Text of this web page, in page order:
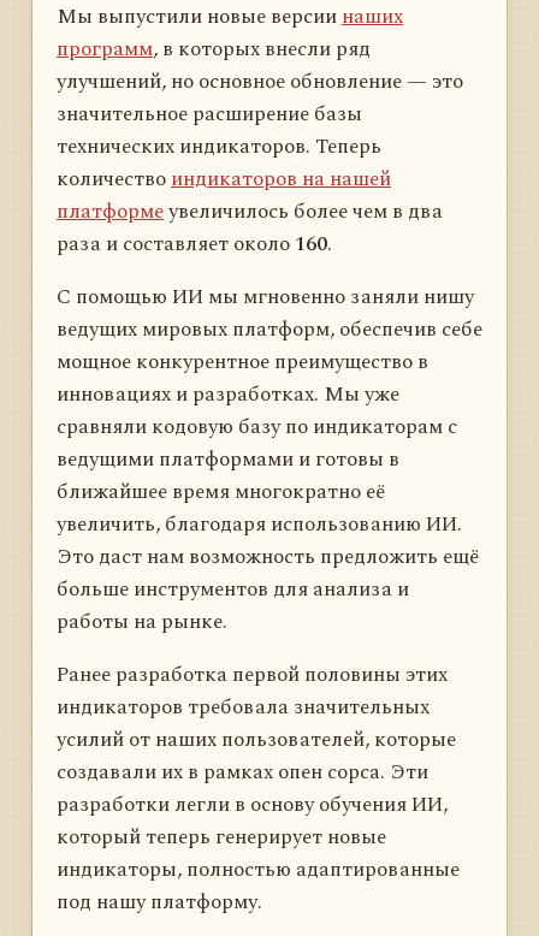
Мы выпустили новые версиинаших
программ, в которых внесли ряд
улучшений, но основное обновление — это
значительное расширение базы
технических индикаторов. Теперь
количествоиндикаторов на нашей
платформеувеличилось более чем в два
раза и составляет около160.
С помощью ИИ мы мгновенно заняли нишу
ведущих мировых платформ, обеспечив себе
мощное конкурентное преимущество в
инновациях и разработках. Мы уже
сравняли кодовую базу по индикаторам с
ведущими платформами и готовы в
ближайшее время многократно её
увеличить, благодаря использованию ИИ.
Это даст нам возможность предложить ещё
больше инструментов для анализа и
работы на рынке.
Ранее разработка первой половины этих
индикаторов требовала значительных
усилий от наших пользователей, которые
создавали их в рамках опен сорса. Эти
разработки легли в основу обучения ИИ,
который теперь генерирует новые
индикаторы, полностью адаптированные
под нашу платформу.